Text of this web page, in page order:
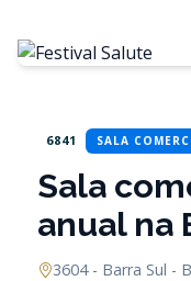
6841 SALA
Sala
anual na
3604 - Barra Sul -